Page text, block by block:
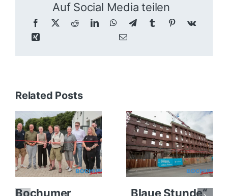
Auf Social Media teilen
Related Posts
Bochumer
„Blaue Stunde“